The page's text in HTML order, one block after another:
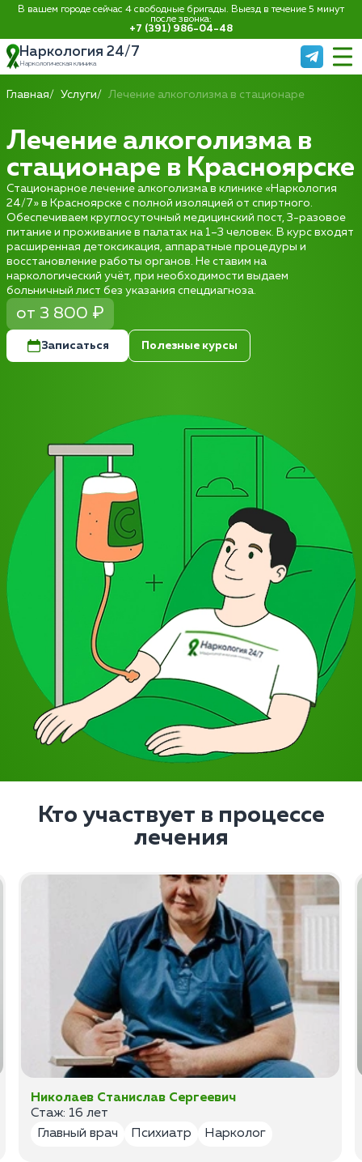
В вашем городе сейчас 4 свободные бригады. Выезд в течение 5 минут
после звонка:
+7 (391) 986-04-48
Наркология 24/7
Наркологическая клиника
Главная Услуги Лечение алкоголизма в стационаре
Лечение алкоголизма в
стационаре в Красноярске
Стационарное лечение алкоголизма в клинике «Наркология
24/7» в Красноярске с полной изоляцией от спиртного.
Обеспечиваем круглосуточный медицинский пост, 3-разовое
питание и проживание в палатах на 1–3 человек. В курс входят
расширенная детоксикация, аппаратные процедуры и
восстановление работы органов. Не ставим на
наркологический учёт, при необходимости выдаем
больничный лист без указания спецдиагноза.
от 3 800 ₽
Записаться Полезные курсы
Кто участвует в процессе
лечения
Николаев Станислав Сергеевич
Стаж: 16 лет
Главный врач
Психиатр Нарколог